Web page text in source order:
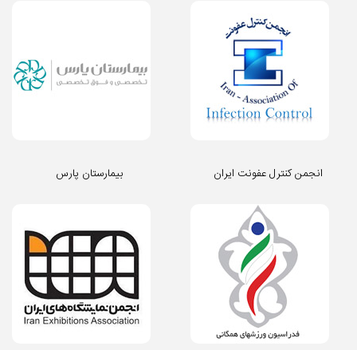
بیمارستان پارس انجمن کنترل عفونت ایران